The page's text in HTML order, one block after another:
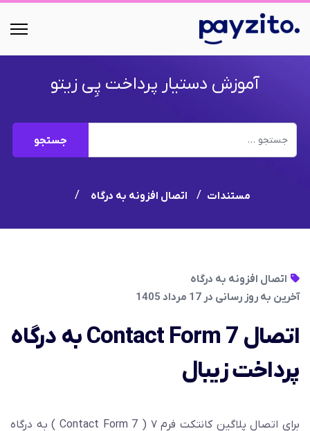
آموزش دستیار پرداخت پِی زیتو
جستجو
مستندات اتصال افزونه به درگاه
اتصال افزونه به درگاه
آخرین به روز رسانی در 17 مرداد 1405
اتصال Contact Form 7 به درگاه
پرداخت زیبال
برای اتصال پلاگین کانتکت فرم ۷ ( Contact Form 7 ) به درگاه